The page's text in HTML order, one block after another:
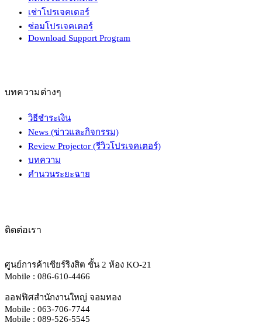
เช่าโปรเจคเตอร์
ซ่อมโปรเจคเตอร์
Download Support Program
บทความต่างๆ
วิธีชำระเงิน
News (ข่าวและกิจกรรม)
Review Projector (รีวิวโปรเจคเตอร์)
บทความ
คำนวนระยะฉาย
ติดต่อเรา
ศูนย์การค้าเซียร์ริงสิต ชั้น 2 ห้อง KO-21
Mobile : 086-610-4466
ออฟฟิศสำนักงานใหญ่ จอมทอง
Mobile : 063-706-7744
Mobile : 089-526-5545